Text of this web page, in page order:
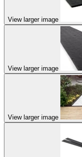
View larger image
View larger image
View larger image